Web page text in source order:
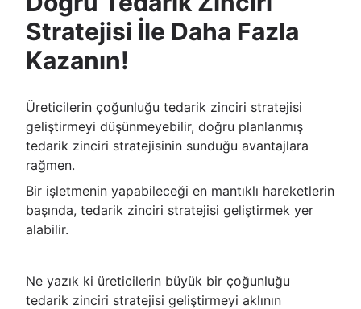
Stratejisi İle Daha Fazla
Kazanın!
Üreticilerin çoğunluğu tedarik zinciri stratejisi
geliştirmeyi düşünmeyebilir, doğru planlanmış
tedarik zinciri stratejisinin sunduğu avantajlara
rağmen.
Bir işletmenin yapabileceği en mantıklı hareketlerin
başında, tedarik zinciri stratejisi geliştirmek yer
alabilir.
Ne yazık ki üreticilerin büyük bir çoğunluğu
tedarik zinciri stratejisi geliştirmeyi aklının